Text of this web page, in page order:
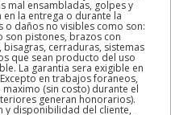
mal ensambladas, golpes y
la entrega o durante la
o daños no visibles como son:
son pistones, brazos con
cerraduras, sistemas
que sean producto del uso
La garantia sera exigible en
en trabajos foraneos,
(sin costo) durante el
generan honorarios).
y disponibilidad del cliente,